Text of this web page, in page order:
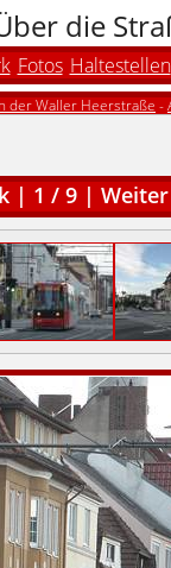
die
Fotos Haltestellen
der Waller Heerstraße -
| 1 / 9 | Weiter